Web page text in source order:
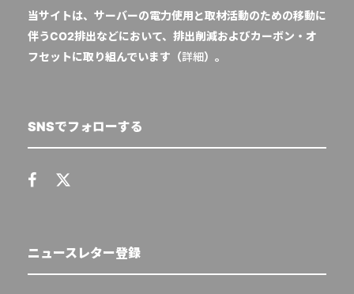
当サイトは、サーバーの電力使用と取材活動のための移動に
伴うCO2排出などにおいて、排出削減およびカーボン・オ
フセットに取り組んでいます（詳細）。
SNSでフォローする
ニュースレター登録